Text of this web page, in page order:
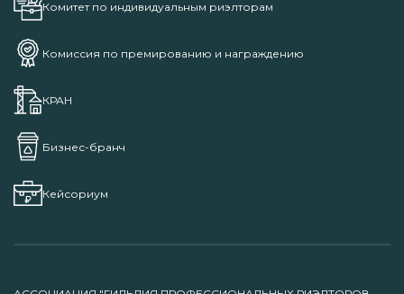
Комитет по индивидуальным риэлторам
Комиссия по премированию и награждению
КРАН
Бизнес-бранч
Кейсориум